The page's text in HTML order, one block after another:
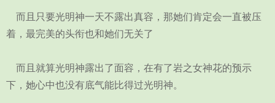
而且只要光明神一天不露出真容，那她们肯定会一直被压
着，最完美的头衔也和她们无关了
而且就算光明神露出了面容，在有了岩之女神花的预示
下，她心中也没有底气能比得过光明神。